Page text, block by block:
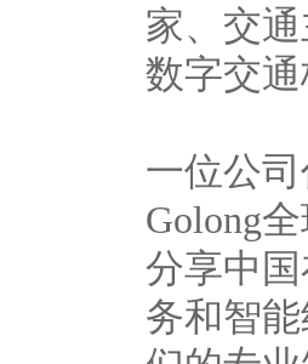
家、交
数字交
一位公
Golong
分享中
务和智